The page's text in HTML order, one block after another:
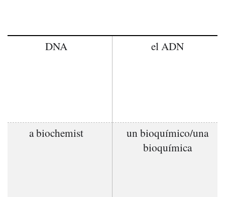
DNA el ADN
a biochemist
un bioquímico/una
bioquímica